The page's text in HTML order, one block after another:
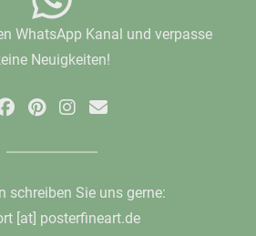
WhatsApp Kanal und verpasse
Neuigkeiten!
schreiben Sie uns gerne:
[at] posterfineart.de